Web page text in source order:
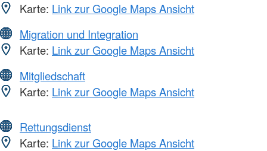
Karte: Link zur Google Maps Ansicht
Migration und Integration
Karte: Link zur Google Maps Ansicht
Mitgliedschaft
Karte: Link zur Google Maps Ansicht
Rettungsdienst
Karte: Link zur Google Maps Ansicht